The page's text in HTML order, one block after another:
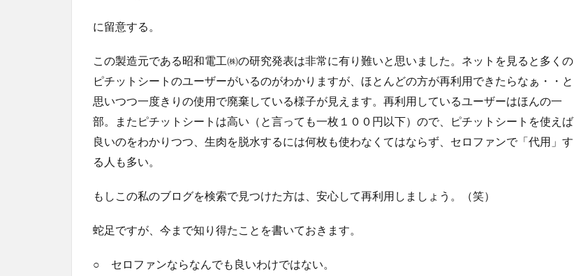
に留意する。
この製造元である昭和電工㈱の研究発表は非常に有り難いと思いました。ネットを見ると多くの
ピチットシートのユーザーがいるのがわかりますが、ほとんどの方が再利用できたらなぁ・・と
思いつつ一度きりの使用で廃棄している様子が見えます。再利用しているユーザーはほんの一
部。またピチットシートは高い（と言っても一枚１００円以下）ので、ピチットシートを使えば
良いのをわかりつつ、生肉を脱水するには何枚も使わなくてはならず、セロファンで「代用」す
る人も多い。
もしこの私のブログを検索で見つけた方は、安心して再利用しましょう。（笑）
蛇足ですが、今まで知り得たことを書いておきます。
○ セロファンならなんでも良いわけではない。